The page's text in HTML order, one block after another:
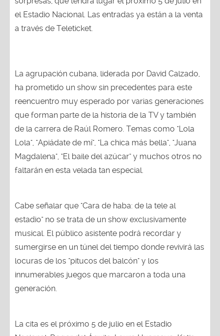
el Estadio Nacional. Las entradas ya están a la venta
a través de Teleticket.
La agrupación cubana, liderada por David Calzado,
ha prometido un show sin precedentes para este
reencuentro muy esperado por varias generaciones
que forman parte de la historia de la TV y también
de la carrera de Raúl Romero. Temas como "Lola
Lola", "Apiádate de mí", "La chica más bella", "Juana
Magdalena", "El baile del azúcar" y muchos otros no
faltarán en esta velada tan especial.
Cabe señalar que "Cara de haba: de la tele al
estadio" no se trata de un show exclusivamente
musical. El público asistente podrá recordar y
sumergirse en un túnel del tiempo donde revivirá las
locuras de los "pitucos del balcón" y los
innumerables juegos que marcaron a toda una
generación.
La cita es el próximo 5 de julio en el Estadio